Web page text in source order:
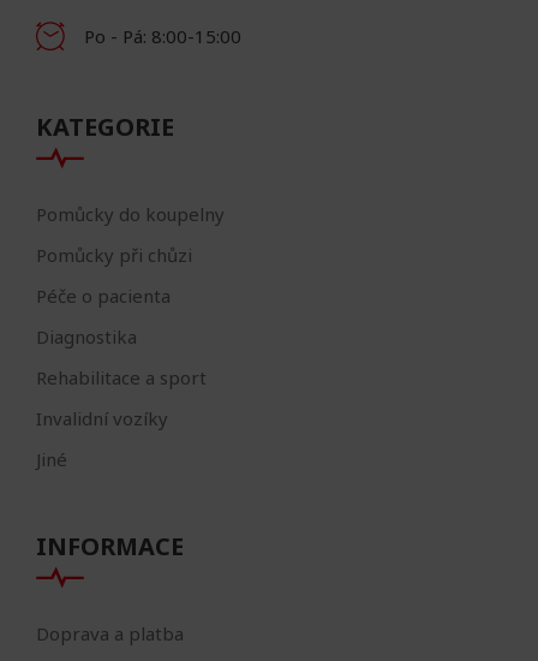
Po - Pá: 8:00-15:00
KATEGORIE
Pomůcky do koupelny
Pomůcky při chůzi
Péče o pacienta
Diagnostika
Rehabilitace a sport
Invalidní vozíky
Jiné
INFORMACE
Doprava a platba